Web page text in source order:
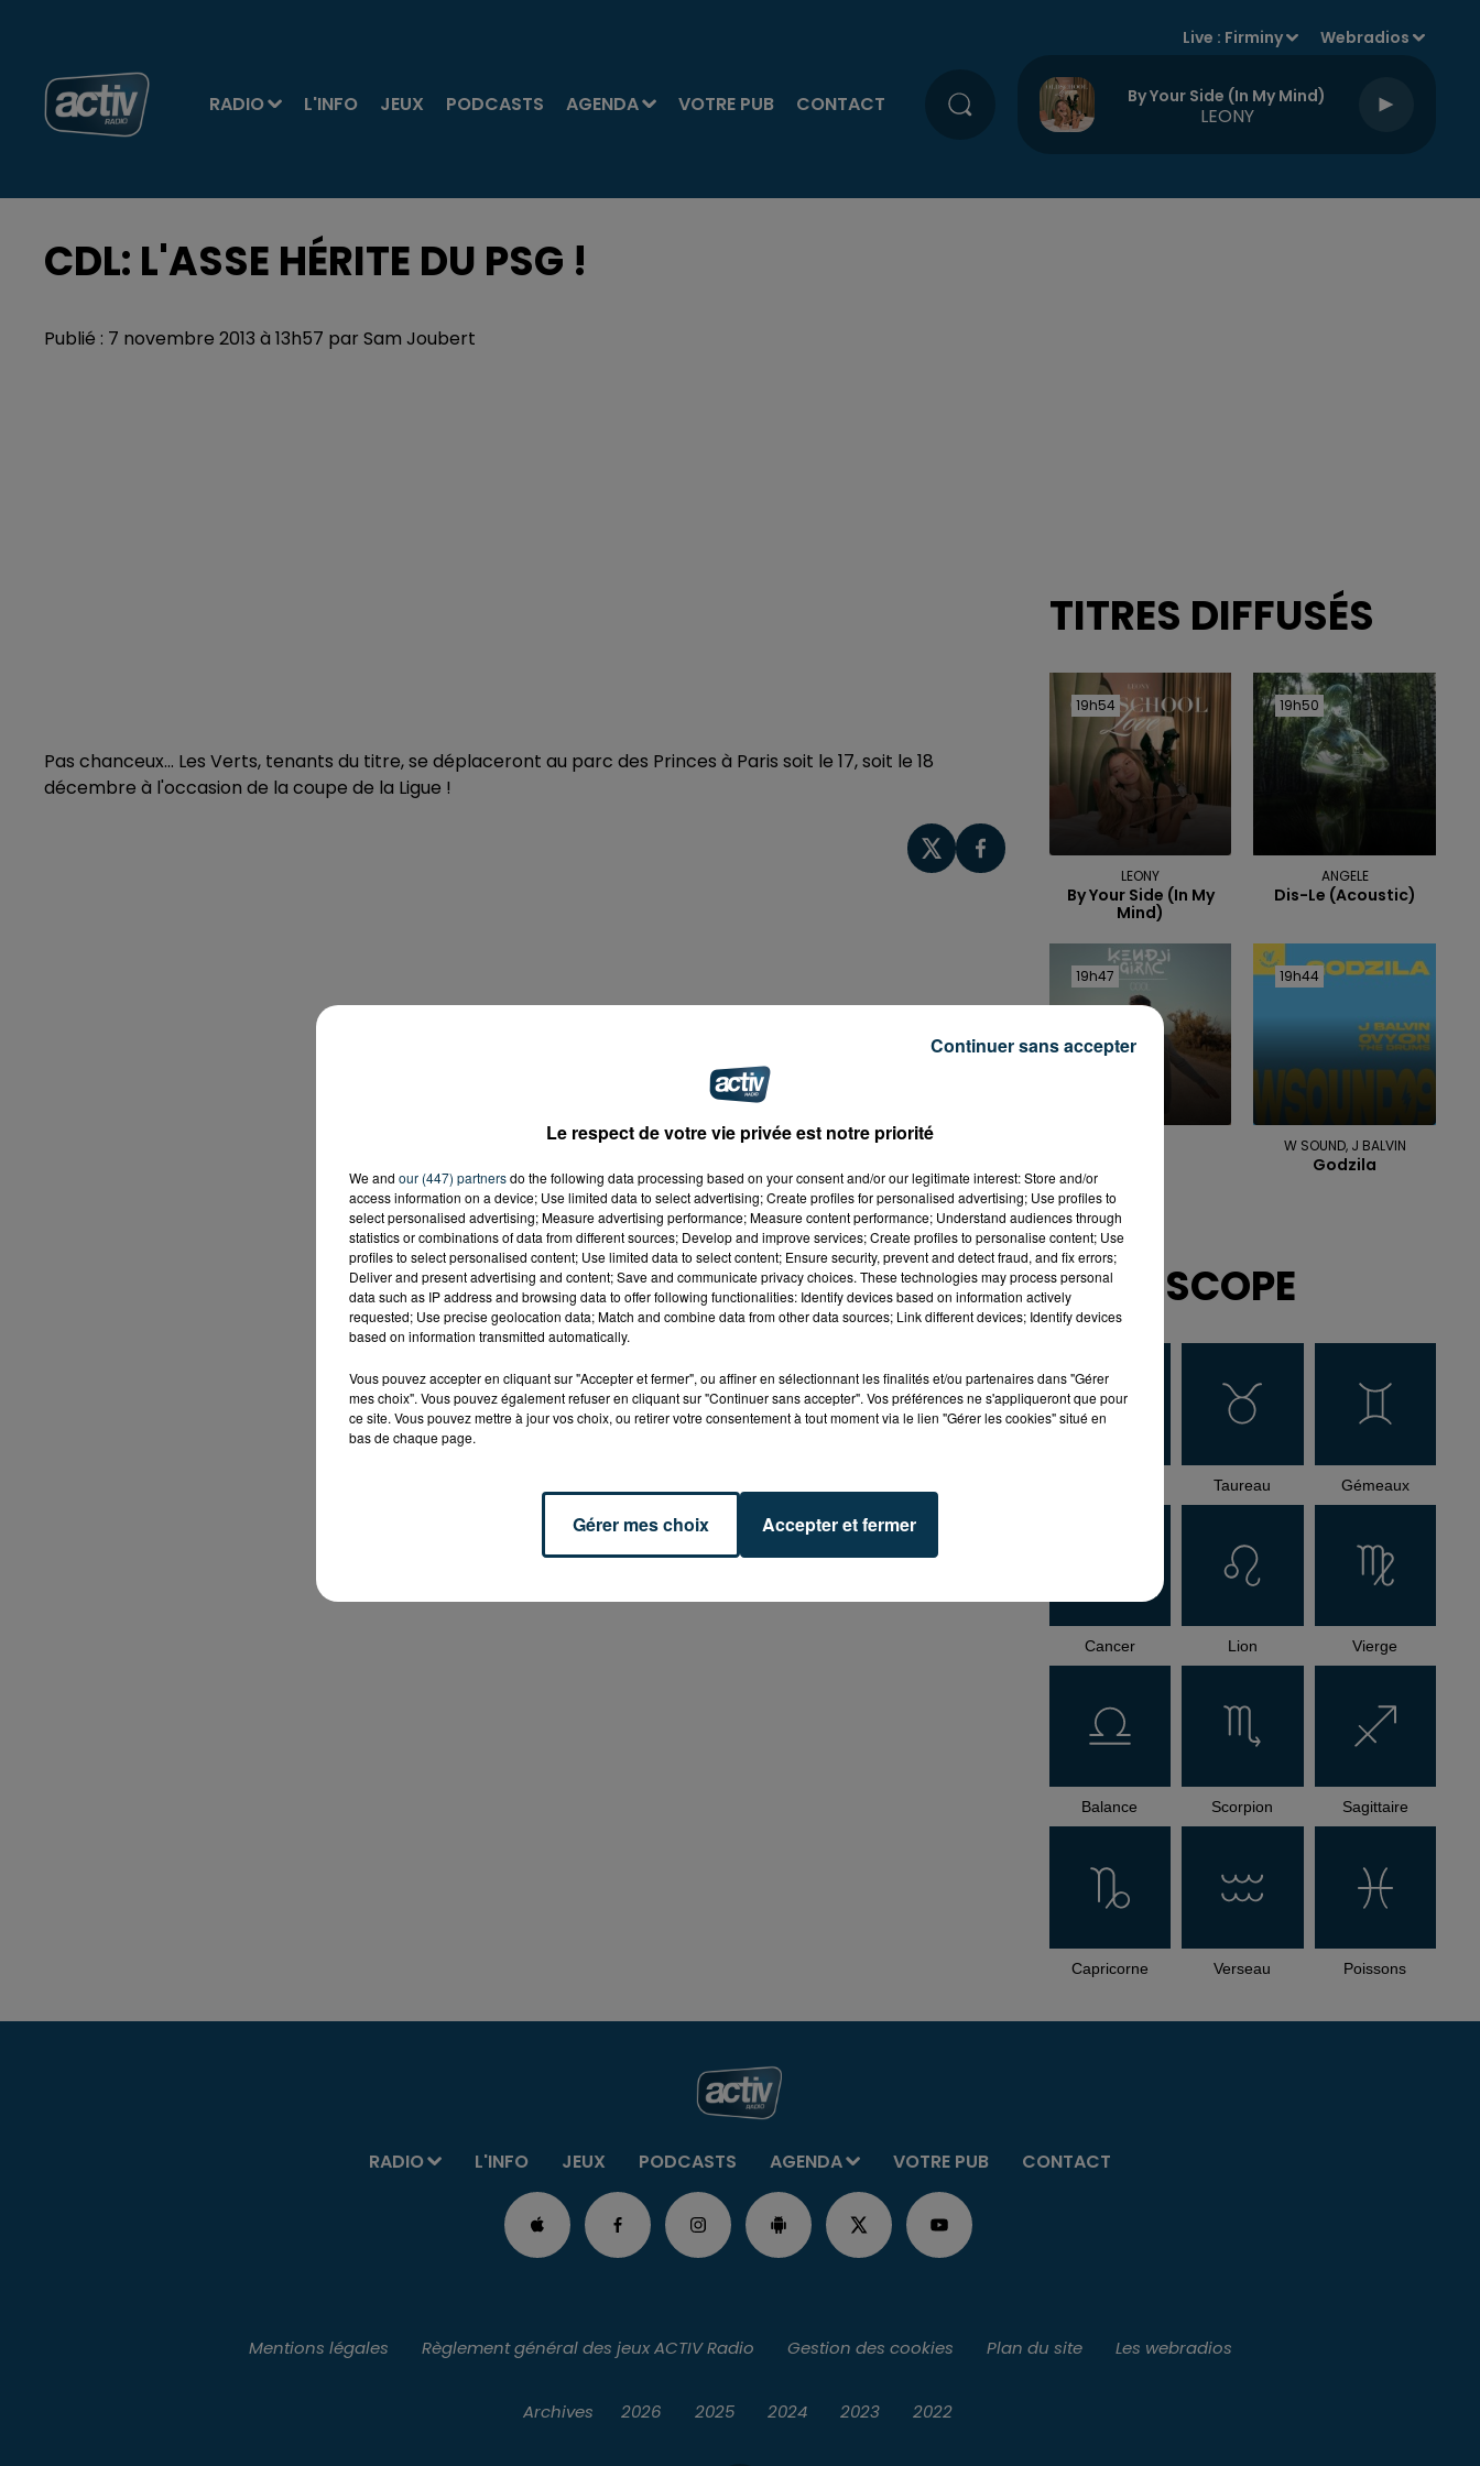
RADIO L'INFO JEUX PODCASTS AGENDA VOTRE PUB CONTACT
Live : Firminy Webradios
By Your Side (in My Mind)
LEONY
CDL: L'ASSE HÉRITE DU PSG !
Publié : 7 novembre 2013 à 13h57 par Sam Joubert
Pas chanceux... Les Verts, tenants du titre, se déplaceront au parc des Princes à Paris soit le 17, soit le 18
décembre à l'occasion de la coupe de la Ligue !
TITRES DIFFUSÉS
19h54
19h54
LEONY
By Your Side (in My
Mind)
19h50
19h50
ANGELE
Dis-Le (acoustic)
19h47
19h47 19h44
19h44
W SOUND, J BALVIN
Godzila
HOROSCOPE
Taureau Gémeaux
Cancer Lion Vierge
Balance Scorpion Sagittaire
Capricorne Verseau Poissons
RADIO L'INFO JEUX PODCASTS AGENDA VOTRE PUB CONTACT
Mentions légales Règlement général des jeux ACTIV Radio Gestion des cookies Plan du site Les webradios
Archives 2026 2025 2024 2023 2022
Le respect de votre vie privée est notre priorité
We and our (447) partnersdo the following data processing based on your consent and/or our legitimate interest: Store and/or
access information on a device; Use limited data to select advertising; Create profiles for personalised advertising; Use profiles to
select personalised advertising; Measure advertising performance; Measure content performance; Understand audiences through
statistics or combinations of data from different sources; Develop and improve services; Create profiles to personalise content; Use
profiles to select personalised content; Use limited data to select content; Ensure security, prevent and detect fraud, and fix errors;
Deliver and present advertising and content; Save and communicate privacy choices. These technologies may process personal
data such as IP address and browsing data to offer following functionalities: Identify devices based on information actively
requested; Use precise geolocation data; Match and combine data from other data sources; Link different devices; Identify devices
based on information transmitted automatically.
Vous pouvez accepter en cliquant sur "Accepter et fermer", ou affiner en sélectionnant les finalités et/ou partenaires dans "Gérer
mes choix". Vous pouvez également refuser en cliquant sur "Continuer sans accepter". Vos préférences ne s'appliqueront que pour
ce site. Vous pouvez mettre à jour vos choix, ou retirer votre consentement à tout moment via le lien "Gérer les cookies" situé en
bas de chaque page.
Gérer mes choix Accepter et fermer
Continuer sans accepter